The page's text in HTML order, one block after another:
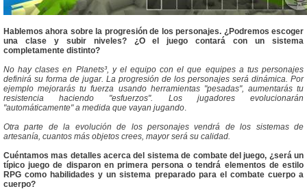
Hablemos ahora sobre la progresión de los personajes. ¿Podremos escoger
una clase y subir niveles? ¿O el juego contará con un sistema
completamente distinto?
No hay clases en Planets³, y el equipo con el que equipes a tus personajes
definirá su forma de jugar. La progresión de los personajes será dinámica. Por
ejemplo mejorarás tu fuerza usando herramientas "pesadas", aumentarás tu
resistencia haciendo "esfuerzos". Los jugadores evolucionarán
"automáticamente" a medida que vayan jugando.
Otra parte de la evolución de los personajes vendrá de los sistemas de
artesanía, cuantos más objetos crees, mayor será su calidad.
Cuéntamos mas detalles acerca del sistema de combate del juego, ¿será un
típico juego de disparon en primera persona o tendrá elementos de estilo
RPG como habilidades y un sistema preparado para el combate cuerpo a
cuerpo?